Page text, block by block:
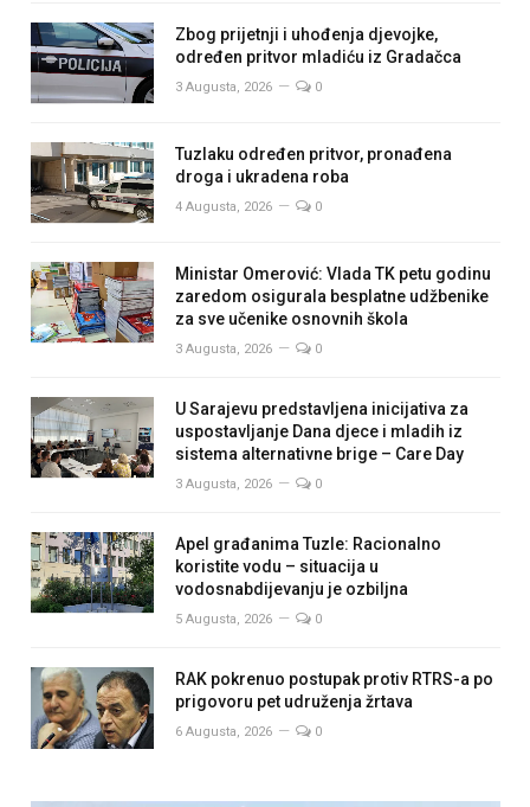
Zbog prijetnji i uhođenja djevojke,
određen pritvor mladiću iz Gradačca
3 Augusta, 2026 0
Tuzlaku određen pritvor, pronađena
droga i ukradena roba
4 Augusta, 2026 0
Ministar Omerović: Vlada TK petu godinu
zaredom osigurala besplatne udžbenike
za sve učenike osnovnih škola
3 Augusta, 2026 0
U Sarajevu predstavljena inicijativa za
uspostavljanje Dana djece i mladih iz
sistema alternativne brige – Care Day
3 Augusta, 2026 0
Apel građanima Tuzle: Racionalno
koristite vodu – situacija u
vodosnabdijevanju je ozbiljna
5 Augusta, 2026 0
RAK pokrenuo postupak protiv RTRS-a po
prigovoru pet udruženja žrtava
6 Augusta, 2026 0